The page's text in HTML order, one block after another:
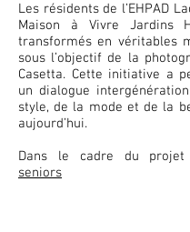
Les résidents de l’EHPAD
Maison à Vivre Jardins
transformés en véritables
sous l’objectif de la
Casetta. Cette initiative a
un dialogue
style, de la mode et de la
aujourd’hui.
Dans le cadre du
seniors